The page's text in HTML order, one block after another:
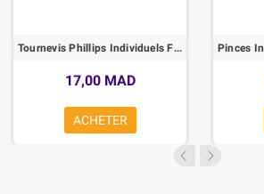
Tournevis Phillips Individuels Ford
17,00 MAD
ACHETER